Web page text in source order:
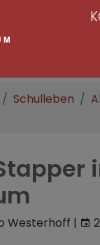
Schulleben
Westerhoff |